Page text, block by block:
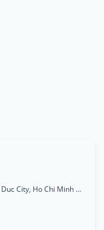
9 Le Thuoc Street, Thao Dien Ward, Thu Duc City, Ho Chi Minh City